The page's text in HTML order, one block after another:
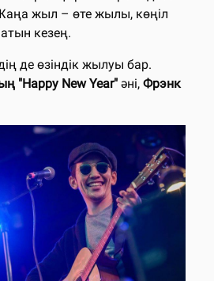
жыл – өте жылы, көңіл
кезең.
де өзіндік жылуы бар.
"Happy New Year" әнi, Фрэнк